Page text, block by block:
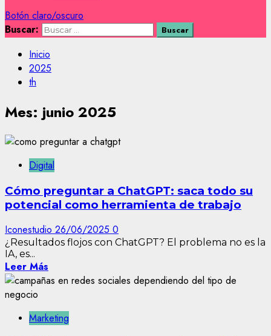
Botón claro/oscuro
Buscar:
Inicio
2025
th
Mes:junio 2025
Digital
Cómo preguntar a ChatGPT: saca todo su
potencial como herramienta de trabajo
Iconestudio 26/06/2025 0
¿Resultados flojos con ChatGPT? El problema no es la
IA, es...
Leer Más
Marketing